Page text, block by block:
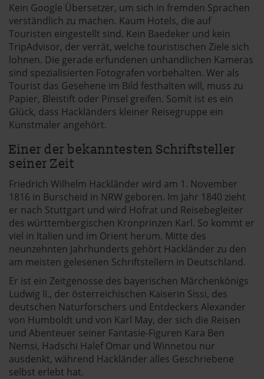
Kein Google Übersetzer, um sich in fremden Sprachen
verständlich zu machen. Kaum Hotels, die auf
Touristen eingestellt sind. Kein Baedeker und kein
TripAdvisor, der verrät, welche touristischen Ziele sich
lohnen. Die gerade erfundenen unhandlichen Kameras
sind spezialisierten Fotografen vorbehalten. Wer als
Tourist das Gesehene im Bild festhalten will, muss zu
Papier, Bleistift oder Pinsel greifen. Somit ist es ein
Glück, dass Hackländers kleiner Reisegruppe ein
Kunstmaler angehört.
Einer der bekanntesten Schriftsteller
seiner Zeit
Friedrich Wilhelm Hackländer wird am 1. November
1816 in Burscheid in NRW geboren. Im Jahr 1840 zieht
er nach Stuttgart und wird Hofrat und Reisebegleiter
des württembergischen Kronprinzen Karl. So kommt er
viel in Italien und im Orient herum. Mitte des
neunzehnten Jahrhunderts gehört Hackländer zu den
am meisten gelesenen Schriftstellern in Deutschland.
Er ist ein Zeitgenosse des bayerischen Märchenkönigs
Ludwig II., der österreichischen Kaiserin Sissi, des
deutschen Naturforschers und Entdeckers Alexander
von Humboldt und von Karl May, der sich die Reisen
und Abenteuer seiner Fantasie-Figuren Kara Ben
Nemsi, Hadschi Halef Omar und Winnetou nur
ausdenkt, während Hackländer alles Geschriebene
selbst erlebt hat.